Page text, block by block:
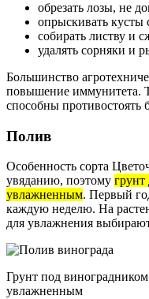
обрезать лозы, не
опрыскивать кусты
собирать листву и
удалять сорняки и
Большинство
повышение иммунитета.
способны противостоять
Полив
Особенность сорта
увяданию, поэтому
увлажненным. Первый
каждую неделю. На
для увлажнения
Грунт под
увлажненным